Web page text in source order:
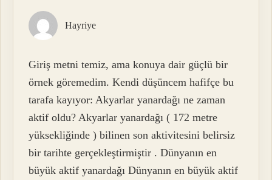
Hayriye
Giriş metni temiz, ama konuya dair güçlü bir
örnek göremedim. Kendi düşüncem hafifçe bu
tarafa kayıyor: Akyarlar yanardağı ne zaman
aktif oldu? Akyarlar yanardağı ( 172 metre
yüksekliğinde ) bilinen son aktivitesini belirsiz
bir tarihte gerçekleştirmiştir . Dünyanın en
büyük aktif yanardağı Dünyanın en büyük aktif